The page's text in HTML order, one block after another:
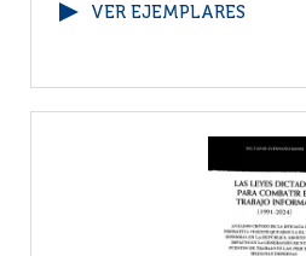
VER EJEMPLARES